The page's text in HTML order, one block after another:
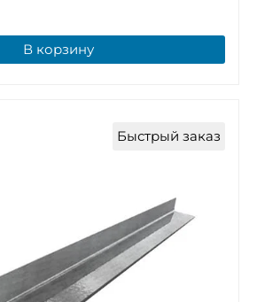
В корзину
Быстрый заказ